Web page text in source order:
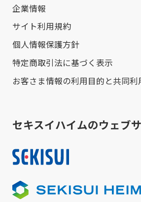
企業情報
サイト利用規約
個人情報保護方針
特定商取引法に基づく表示
お客さま情報の利用目的と共同
セキスイハイムのウェブ